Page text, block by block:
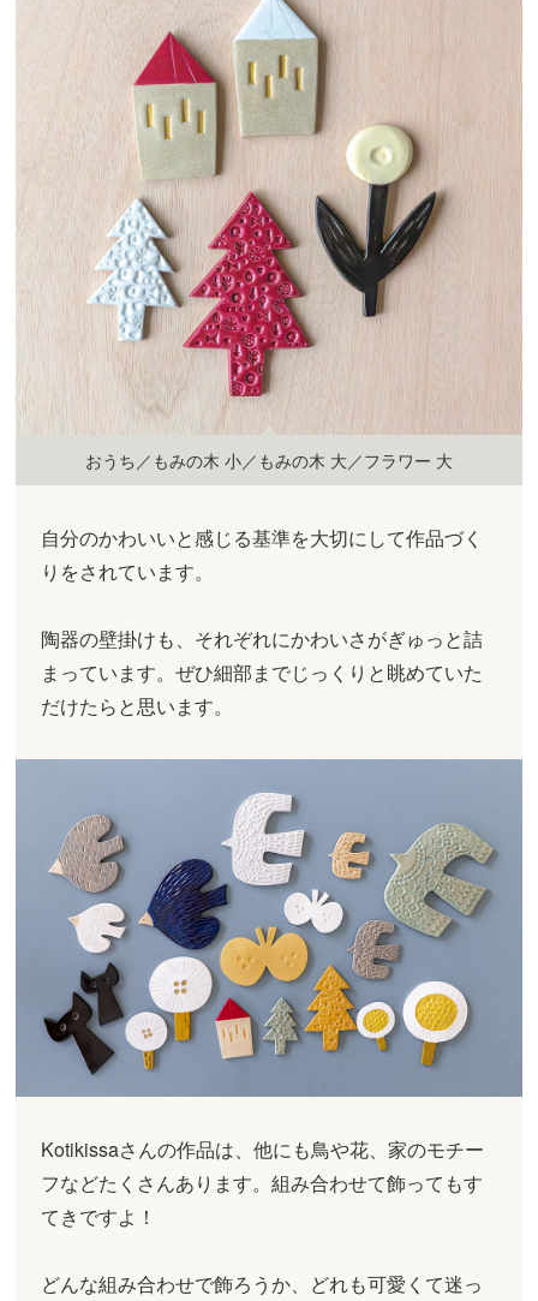
おうち／もみの木 小／もみの木 大／フラワー 大
自分のかわいいと感じる基準を大切にして作品づく
りをされています。
陶器の壁掛けも、それぞれにかわいさがぎゅっと詰
まっています。ぜひ細部までじっくりと眺めていた
だけたらと思います。
Kotikissaさんの作品は、他にも鳥や花、家のモチー
フなどたくさんあります。組み合わせて飾ってもす
てきですよ！
どんな組み合わせで飾ろうか、どれも可愛くて迷っ